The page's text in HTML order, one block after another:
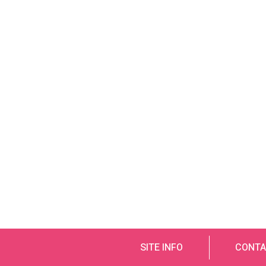
SITE INFO